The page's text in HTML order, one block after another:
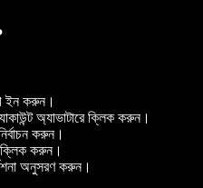
ইন করুন।
অ্যাভাটারে ক্লিক করুন।
করুন।
করুন।
অনুসরণ করুন।